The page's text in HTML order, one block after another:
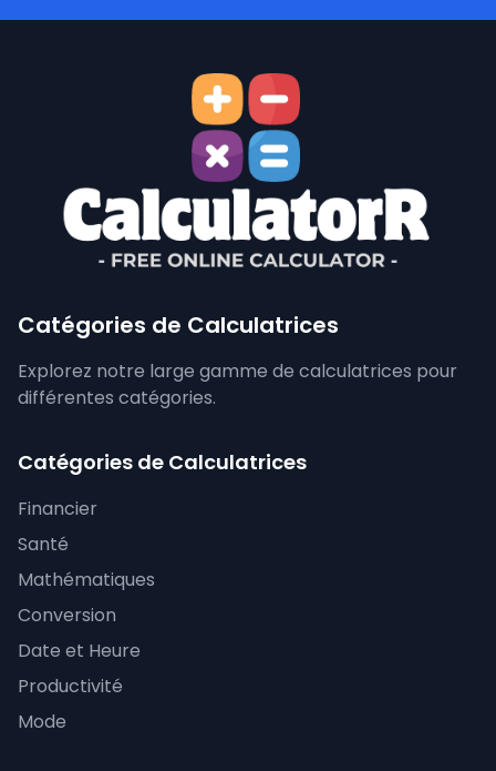
Catégories de Calculatrices
Explorez notre large gamme de calculatrices pour
différentes catégories.
Catégories de Calculatrices
Financier
Santé
Mathématiques
Conversion
Date et Heure
Productivité
Mode